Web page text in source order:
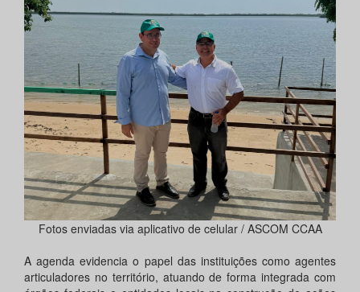
Fotos enviadas via aplicativo de celular / ASCOM CCAA
A agenda evidencia o papel das instituições como agentes
articuladores no território, atuando de forma integrada com